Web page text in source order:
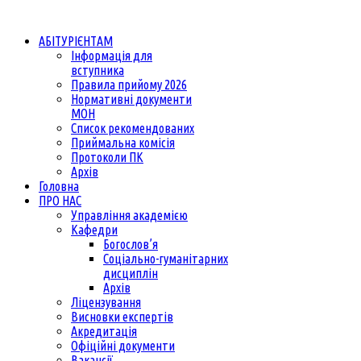
АБІТУРІЄНТАМ
Інформація для
вступника
Правила прийому 2026
Нормативні документи
МОН
Список рекомендованих
Приймальна комісія
Протоколи ПК
Архів
Головна
ПРО НАС
Управління академією
Кафедри
Богослов’я
Соціально-гуманітарних
дисциплін
Архів
Ліцензування
Висновки експертів
Акредитація
Офіційні документи